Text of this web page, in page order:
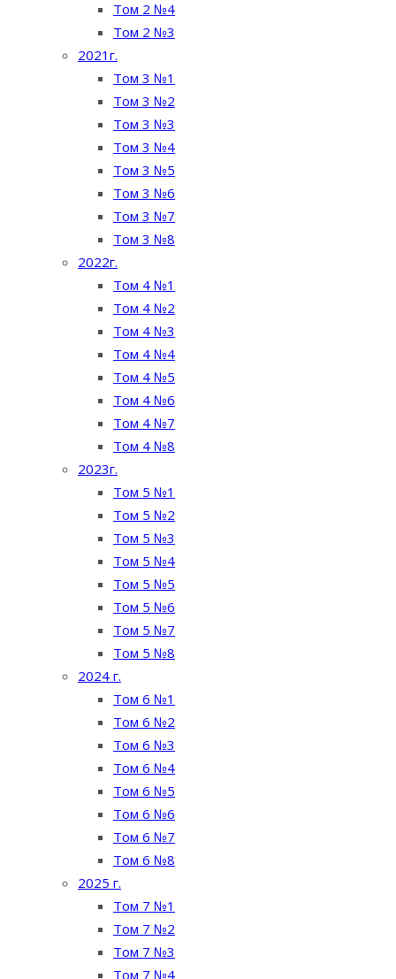
Том 2 №4
Том 2 №3
2021г.
Том 3 №1
Том 3 №2
Том 3 №3
Том 3 №4
Том 3 №5
Том 3 №6
Том 3 №7
Том 3 №8
2022г.
Том 4 №1
Том 4 №2
Том 4 №3
Том 4 №4
Том 4 №5
Том 4 №6
Том 4 №7
Том 4 №8
2023г.
Том 5 №1
Том 5 №2
Том 5 №3
Том 5 №4
Том 5 №5
Том 5 №6
Том 5 №7
Том 5 №8
2024 г.
Том 6 №1
Том 6 №2
Том 6 №3
Том 6 №4
Том 6 №5
Том 6 №6
Том 6 №7
Том 6 №8
2025 г.
Том 7 №1
Том 7 №2
Том 7 №3
Том 7 №4